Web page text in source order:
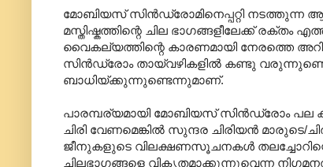
മോബിയസ് സിൻഡ്രോമിനെപ്പറ്റി നടത്തുന്ന
മസ്തിഷ്കത്തിന്റെ ചില ഭാഗങ്ങളീലേക്ക്
വൈകല്യത്തിന്റെ കാരണമായി നേരത്തെ
സിൻഡ്രോം തായ്‌വഴികളിൽ കണ്ടു
ബാധിയ്ക്കുന്നുണ്ടെന്നുമാണ്.
പാരമ്പര്യമായി മോബിയസ് സിൻഡ്രോം പല
ചിരി വേണമെങ്കിൽ സുന്ദര ചിരിയൻ
ജീനുകളുടെ വിലക്ഷണസൂചനകൾ
ചിലഭാഗങ്ങളെ വികൃതമാക്കുന്നുവെന്ന